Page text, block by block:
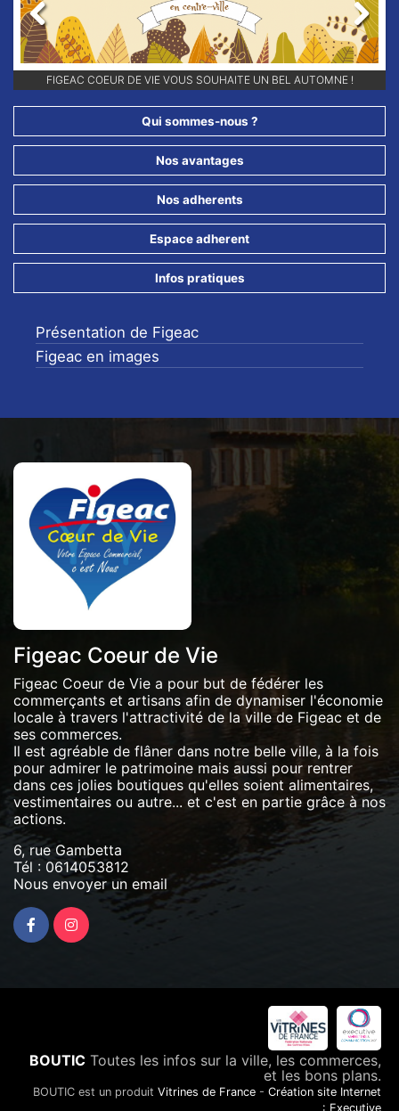
FIGEAC COEUR DE VIE VOUS SOUHAITE UN BEL AUTOMNE !
RETROUVEZ-NOUS SUR NOS RÉSEAUX SOCIAUX ET ABONNEZ-VOUS
POUR NE RIEN LOUPER DE NOS ANIMATIONS !!
Previous Next
Qui sommes-nous ?
Nos avantages
Nos adherents
Espace adherent
Infos pratiques
Présentation de Figeac
Figeac en images
Figeac Coeur de Vie
Figeac Coeur de Vie a pour but de fédérer les
commerçants et artisans afin de dynamiser l'économie
locale à travers l'attractivité de la ville de Figeac et de
ses commerces.
Il est agréable de flâner dans notre belle ville, à la fois
pour admirer le patrimoine mais aussi pour rentrer
dans ces jolies boutiques qu'elles soient alimentaires,
vestimentaires ou autre... et c'est en partie grâce à nos
actions.
6, rue Gambetta
Tél : 0614053812
Nous envoyer un email
BOUTIC Toutes les infos sur la ville, les commerces,
et les bons plans.
BOUTIC est un produit Vitrines de France - Création site Internet
: Executive